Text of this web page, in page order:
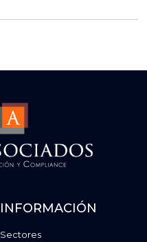
INFORMACIÓN
Sectores